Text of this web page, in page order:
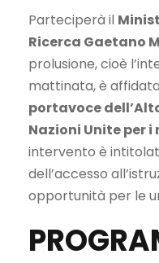
Parteciperà il
Ricerca Gaetano
prolusione, cioè
mattinata, è
portavoce
Nazioni Unite per
intervento è
dell’accesso
opportunità per le